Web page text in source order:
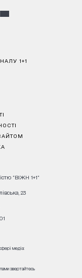
1+1
"ВІЖН 1+1"
23
медіа:
звертайтесь